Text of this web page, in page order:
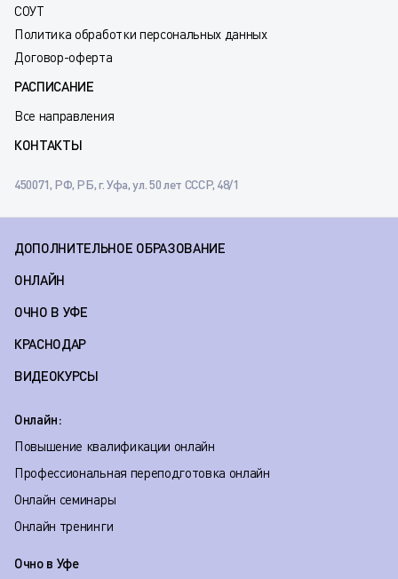
СОУТ
Политика обработки персональных данных
Договор-оферта
РАСПИСАНИЕ
Все направления
КОНТАКТЫ
450071, РФ, РБ, г. Уфа, ул. 50 лет СССР, 48/1
ДОПОЛНИТЕЛЬНОЕ ОБРАЗОВАНИЕ
ОНЛАЙН
ОЧНО В УФЕ
КРАСНОДАР
ВИДЕОКУРСЫ
Онлайн:
Повышение квалификации онлайн
Профессиональная переподготовка онлайн
Онлайн семинары
Онлайн тренинги
Очно в Уфе